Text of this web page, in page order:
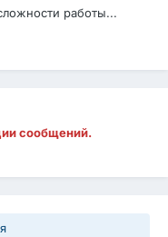
работы...
сообщений.